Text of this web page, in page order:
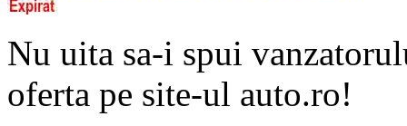
Nu uita sa-i spui
oferta pe site-ul auto.ro!